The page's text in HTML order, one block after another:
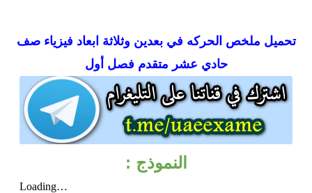
تحميل ملخص الحركه في بعدين وثلاثة ابعاد فيزياء صف
حادي عشر متقدم فصل أول
النموذج :